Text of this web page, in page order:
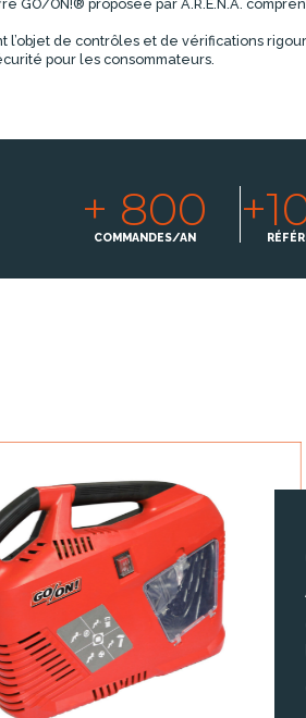
GO/ON!® proposée par A.R.E.N.A.
l’objet de contrôles et de vérifications
pour les consommateurs.
+ 800
COMMANDES/AN